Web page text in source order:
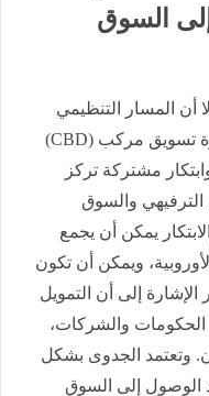
السوق
أن المسار التنظيمي
في الاتحاد الأوروبي يشير إلى ضرورة تسويق مركب (CBD)
مشتركة تركز
والسوق
يمكن أن يجمع
ويمكن أن تكون
إلى أن التمويل
الحكومات والشركات،
وتعتمد الجدوى بشكل
الوصول إلى السوق